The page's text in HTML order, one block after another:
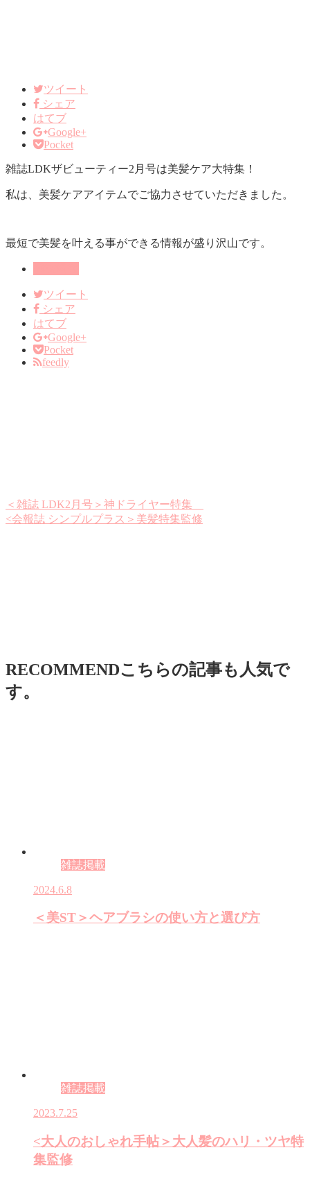
ツイート
シェア
はてブ
Google+
Pocket
雑誌LDKザビューティー2月号は美髪ケア大特集！
私は、美髪ケアアイテムでご協力させていただきました。
最短で美髪を叶える事ができる情報が盛り沢山です。
ツイート
シェア
はてブ
Google+
Pocket
feedly
＜雑誌 LDK2月号＞神ドライヤー特集
<会報誌 シンプルプラス＞美髪特集監修
RECOMMENDこちらの記事も人気で
す。
雑誌掲載
2024.6.8
＜美ST＞ヘアブラシの使い方と選び方
雑誌掲載
2023.7.25
<大人のおしゃれ手帖＞大人髪のハリ・ツヤ特
集監修